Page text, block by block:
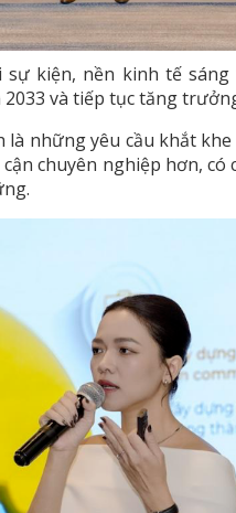
sự kiện, nền kinh tế
2033 và tiếp tục tăng
những yêu cầu khắt
chuyên nghiệp hơn,